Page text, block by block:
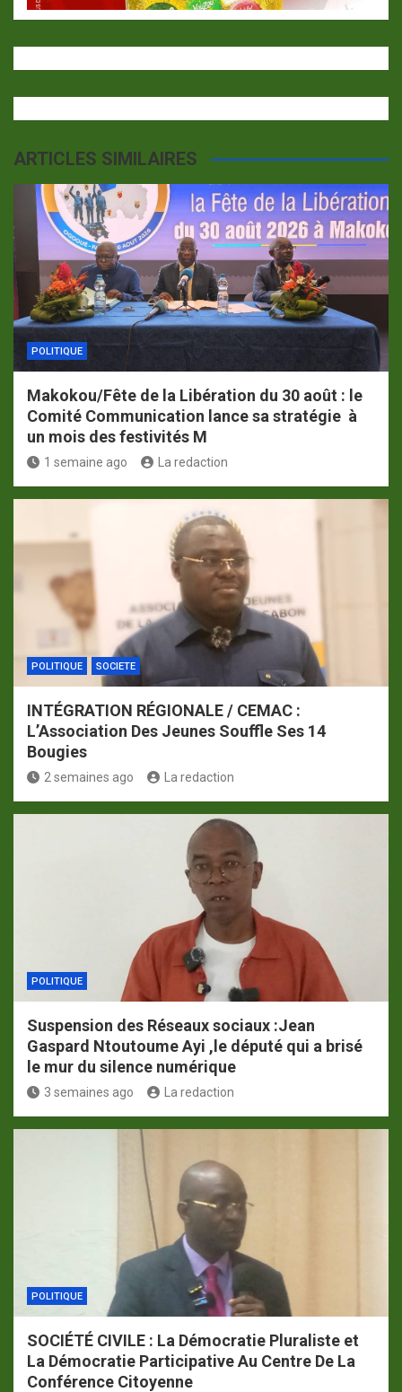
ARTICLES SIMILAIRES
POLITIQUE
Makokou/Fête de la Libération du 30 août : le
Comité Communication lance sa stratégie à
un mois des festivités M
1 semaine ago La redaction
POLITIQUE SOCIETE
INTÉGRATION RÉGIONALE / CEMAC :
L’Association Des Jeunes Souffle Ses 14
Bougies
2 semaines ago La redaction
POLITIQUE
Suspension des Réseaux sociaux :Jean
Gaspard Ntoutoume Ayi ,le député qui a brisé
le mur du silence numérique
3 semaines ago La redaction
POLITIQUE
SOCIÉTÉ CIVILE : La Démocratie Pluraliste et
La Démocratie Participative Au Centre De La
Conférence Citoyenne